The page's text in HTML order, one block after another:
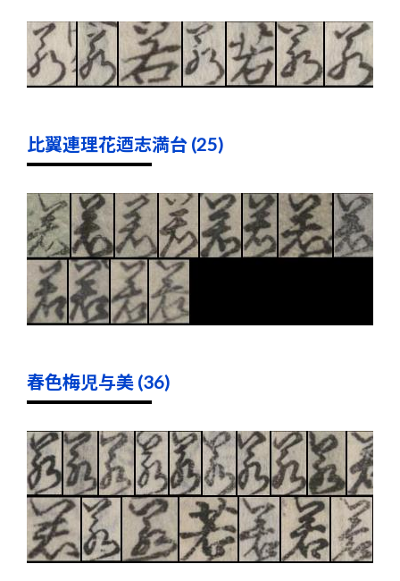
比翼連理花迺志満台 (25)
春色梅児与美 (36)